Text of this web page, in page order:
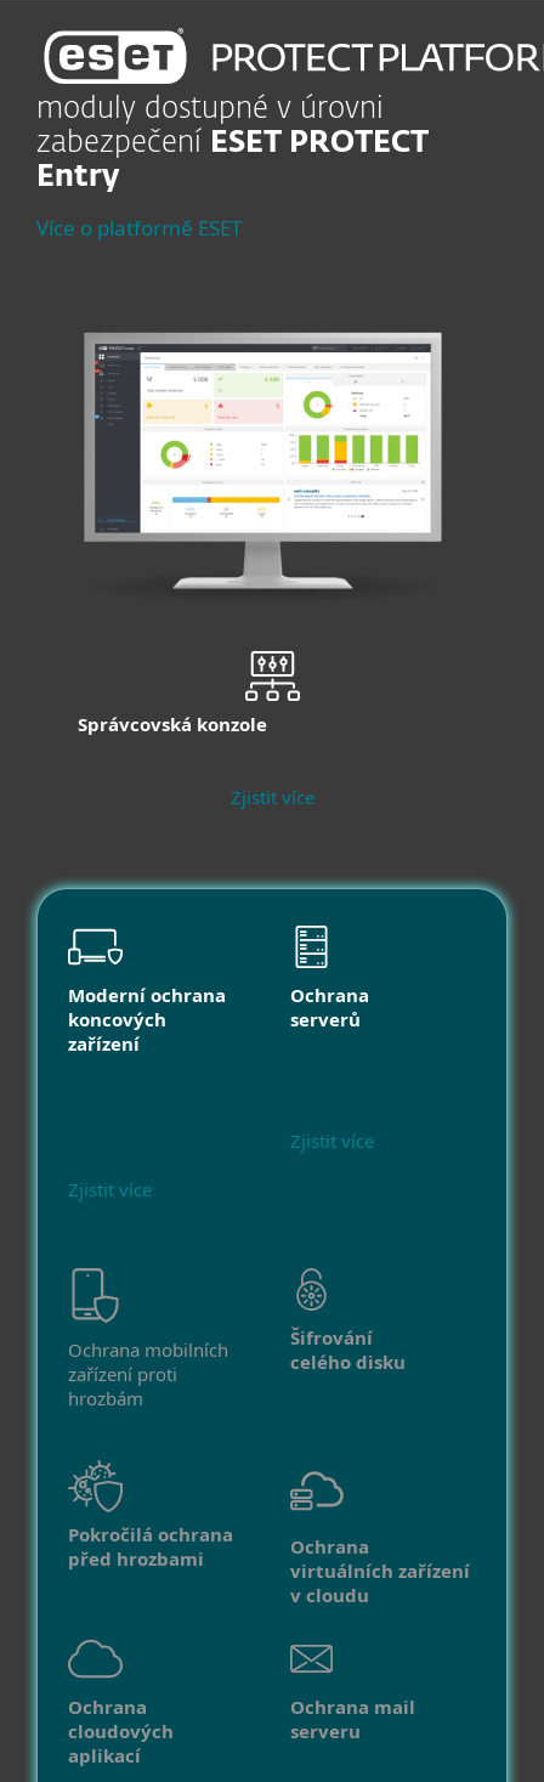
moduly dostupné v úrovni
zabezpečení
ESET PROTECT
Entry
Více o platformě ESET
Správcovská konzole
Zjistit více
Moderní ochrana
koncových
zařízení
Zjistit více
Ochrana
serverů
Zjistit více
Ochrana mobilních
zařízení proti
hrozbám
Šifrování
celého disku
Pokročilá ochrana
před hrozbami
Ochrana
virtuálních zařízení
v cloudu
Ochrana
cloudových
aplikací
Ochrana mail
serveru